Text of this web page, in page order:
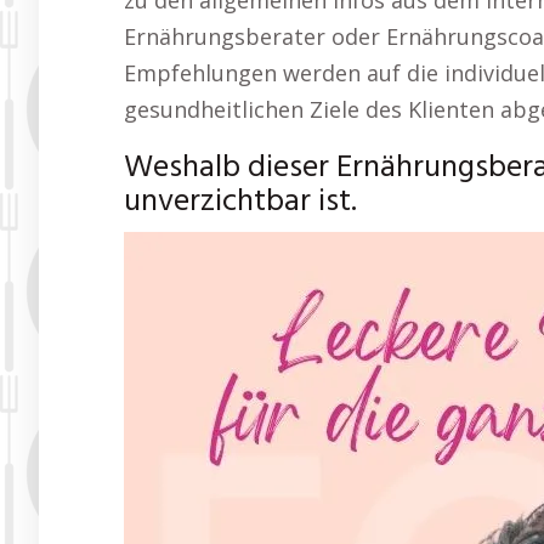
Ernährungsberater oder
Empfehlungen werden auf die
gesundheitlichen Ziele des Klienten
Weshalb dieser
unverzichtbar ist.